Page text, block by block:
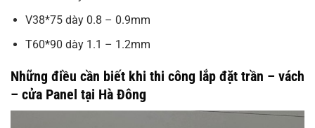
V38*75 dày 0.8 – 0.9mm
T60*90 dày 1.1 – 1.2mm
Những điều cần biết khi thi công lắp đặt trần – vách
– cửa Panel tại Hà Đông